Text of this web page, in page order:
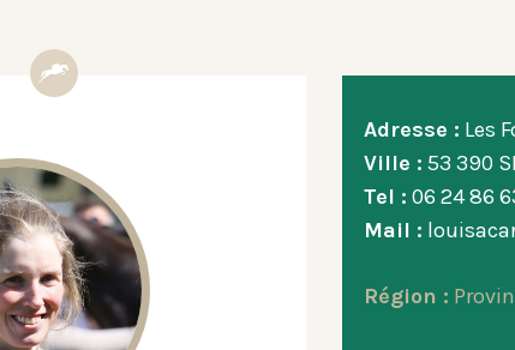
Adresse : Les
Ville : 53 390
Tel : 06 24 86
Mail :
Région :